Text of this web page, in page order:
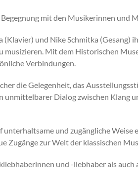
mit den Musikerinnen und
und Nike Schmitka
musizieren. Mit dem Historischen
Verbindungen.
die Gelegenheit, das
unmittelbarer Dialog zwischen
unterhaltsame und zugängliche
Zugänge zur Welt der klassischen
und -liebhaber als